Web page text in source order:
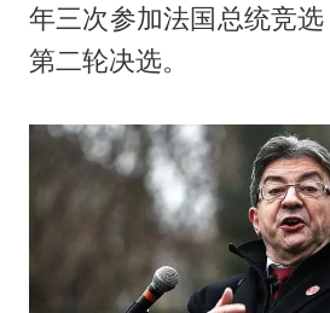
年三次参加法国总统竞
第二轮决选。